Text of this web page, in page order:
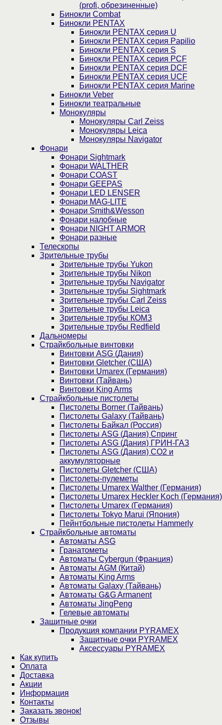
(profi, обрезиненные)
Бинокли Combat
Бинокли PENTAX
Бинокли PENTAX серия U
Бинокли PENTAX серия Papilio
Бинокли PENTAX серия S
Бинокли PENTAX серия PCF
Бинокли PENTAX серия DCF
Бинокли PENTAX серия UCF
Бинокли PENTAX серия Marine
Бинокли Veber
Бинокли театральные
Монокуляры
Монокуляры Carl Zeiss
Монокуляры Leica
Монокуляры Navigator
Фонари
Фонари Sightmark
Фонари WALTHER
Фонари COAST
Фонари GEEPAS
Фонари LED LENSER
Фонари MAG-LITE
Фонари Smith&Wesson
Фонари налобные
Фонари NIGHT ARMOR
Фонари разные
Телескопы
Зрительные трубы
Зрительные трубы Yukon
Зрительные трубы Nikon
Зрительные трубы Navigator
Зрительные трубы Sightmark
Зрительные трубы Carl Zeiss
Зрительные трубы Leica
Зрительные трубы КОМЗ
Зрительные трубы Redfield
Дальномеры
Страйкбольные винтовки
Винтовки ASG (Дания)
Винтовки Gletcher (США)
Винтовки Umarex (Германия)
Винтовки (Тайвань)
Винтовки King Arms
Страйкбольные пистолеты
Пистолеты Borner (Тайвань)
Пистолеты Galaxy (Тайвань)
Пистолеты Байкал (Россия)
Пистолеты ASG (Дания) Спринг
Пистолеты ASG (Дания) ГРИН-ГАЗ
Пистолеты ASG (Дания) CO2 и
аккумуляторные
Пистолеты Gletcher (США)
Пистолеты-пулеметы
Пистолеты Umarex Walther (Германия)
Пистолеты Umarex Heckler Koch (Германия)
Пистолеты Umarex (Германия)
Пистолеты Tokyo Marui (Япония)
Пейнтбольные пистолеты Hammerly
Страйкбольные автоматы
Автоматы ASG
Гранатометы
Автоматы Cybergun (Франция)
Автоматы AGM (Китай)
Автоматы King Arms
Автоматы Galaxy (Тайвань)
Автоматы G&G Armanent
Автоматы JingPeng
Гелевые автоматы
Защитные очки
Продукция компании PYRAMEX
Защитные очки PYRAMEX
Аксессуары PYRAMEX
Как купить
Оплата
Доставка
Акции
Информация
Контакты
Заказать звонок!
Отзывы